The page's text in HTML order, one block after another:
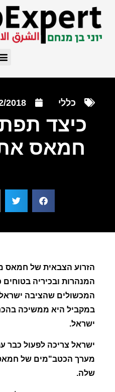
כללי 2018
כיצד
חמאס
הזרוע הצבאית של חמאס
המנהרות ובכיריה בטוחים
המכשולים שהציבה ישראל
במקביל היא ממשיכה
ישראל.
ישראל צריכה לפעול כבר
מערך הכטב"מים של חמאס
שלה.